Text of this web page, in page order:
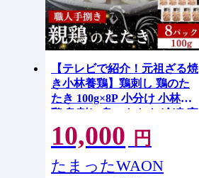
【テレビで紹介！元祖ざる焼
き小林養鶏】鶏刺し 鶏のた
たき 100g×8P 小分け 小林養
鶏 鳥刺し 鳥のたたき 冷凍 宮
崎 鶏肉 親鶏 新鮮
10,000 円
たまったWAON